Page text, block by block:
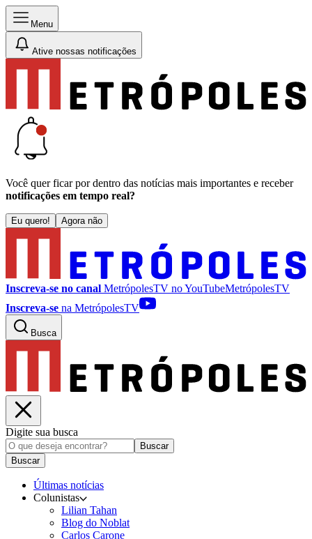
Menu
Ative nossas notificações
Você quer ficar por dentro das notícias mais importantes e receber
notificações em tempo real?
Eu quero! Agora não
Inscreva-se no canal MetrópolesTV noYouTubeMetrópolesTV
Inscreva-se na MetrópolesTV
Busca
Digite sua busca
Buscar
Buscar
Últimas notícias
Colunistas
Lilian Tahan
Blog do Noblat
Carlos Carone